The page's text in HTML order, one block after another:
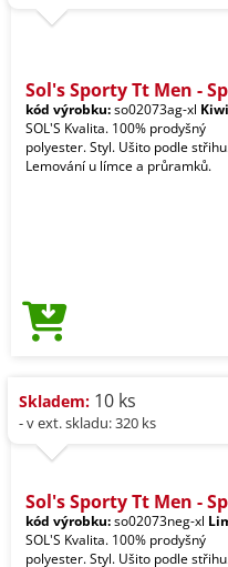
Sol's Sporty Tt Men -
kód výrobku:so02073ag-xl Kiwi
SOL'S Kvalita. 100% prodyšný
polyester. Styl. Ušito podle
Lemování u límce a průramků.
Skladem: 10 ks
- v ext. skladu: 320 ks
Sol's Sporty Tt Men -
kód výrobku:so02073neg-xl
SOL'S Kvalita. 100% prodyšný
polyester. Styl. Ušito podle